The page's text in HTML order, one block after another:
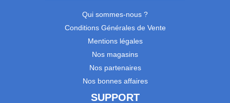
Qui sommes-nous ?
Conditions Générales de Vente
Mentions légales
Nos magasins
Nos partenaires
Nos bonnes affaires
SUPPORT